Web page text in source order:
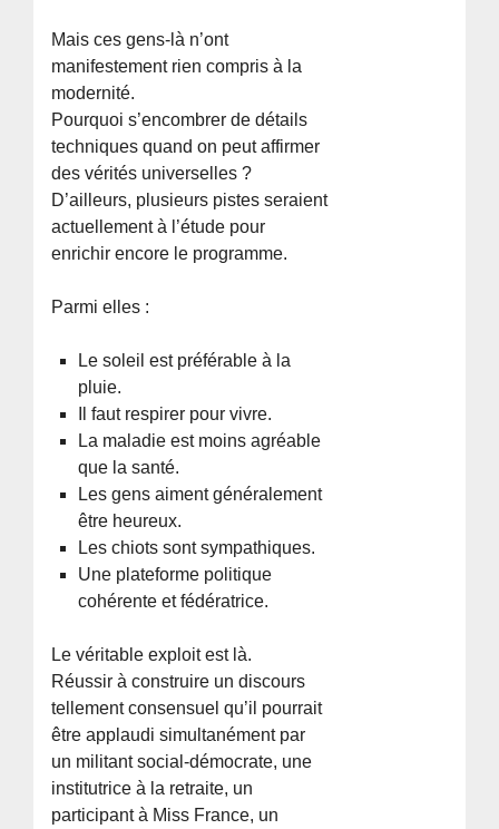
Mais ces gens-là n’ont
manifestement rien compris à la
modernité.
Pourquoi s’encombrer de détails
techniques quand on peut affirmer
des vérités universelles ?
D’ailleurs, plusieurs pistes seraient
actuellement à l’étude pour
enrichir encore le programme.
Parmi elles :
Le soleil est préférable à la
pluie.
Il faut respirer pour vivre.
La maladie est moins agréable
que la santé.
Les gens aiment généralement
être heureux.
Les chiots sont sympathiques.
Une plateforme politique
cohérente et fédératrice.
Le véritable exploit est là.
Réussir à construire un discours
tellement consensuel qu’il pourrait
être applaudi simultanément par
un militant social-démocrate, une
institutrice à la retraite, un
participant à Miss France, un